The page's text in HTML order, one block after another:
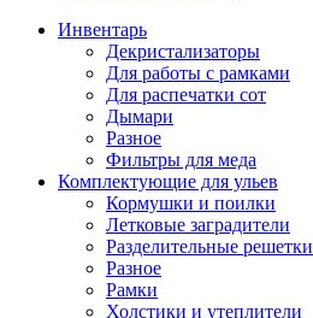
Инвентарь
Декристализаторы
Для работы с рамками
Для распечатки сот
Дымари
Разное
Фильтры для меда
Комплектующие для ульев
Кормушки и поилки
Летковые заградители
Разделительные решетки
Разное
Рамки
Холстики и утеплители